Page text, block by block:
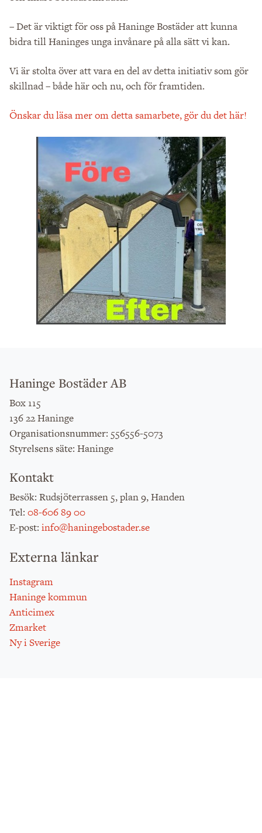
– Det är viktigt för oss på Haninge Bostäder att kunna
bidra till Haninges unga invånare på alla sätt vi kan.
Vi är stolta över att vara en del av detta initiativ som gör
skillnad – både här och nu, och för framtiden.
Önskar du läsa mer om detta samarbete, gör du det här!
Haninge Bostäder AB
Box 115
136 22 Haninge
Organisationsnummer: 556556-5073
Styrelsens säte: Haninge
Kontakt
Besök: Rudsjöterrassen 5, plan 9, Handen
Tel: 08-606 89 00
E-post: info@haningebostader.se
Externa länkar
Instagram
Haninge kommun
Anticimex
Zmarket
Ny i Sverige